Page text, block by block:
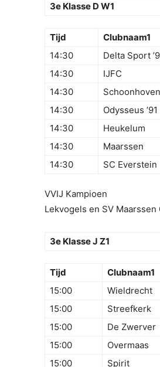
3e Klasse D W1
Tijd Clubnaam1
14:30
Delta Sport
14:30
IJFC
14:30
Schoonhoven
14:30
Odysseus ’91
14:30
Heukelum
14:30
Maarssen
14:30
SC Everstein
VVIJ Kampioen
Lekvogels en SV
3e Klasse J Z1
Tijd Clubnaam1
15:00
Wieldrecht
15:00
Streefkerk
15:00
De Zwerver
15:00
Overmaas
15:00
Spirit